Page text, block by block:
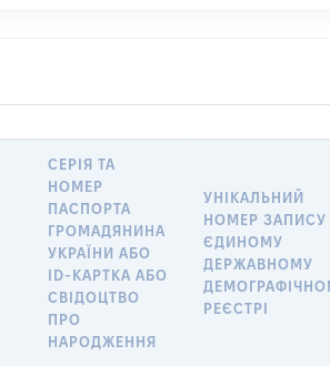
СЕРІЯ ТА
НОМЕР
ПАСПОРТА
ГРОМАДЯНИНА
УКРАЇНИ АБО
ID-КАРТКА АБО
СВІДОЦТВО
ПРО
НАРОДЖЕННЯ
УНІКАЛЬНИЙ
НОМЕР ЗАПИСУ
ЄДИНОМУ
ДЕРЖАВНОМУ
РЕЄСТРІ